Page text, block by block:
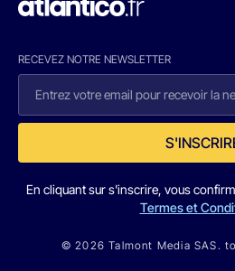
RECEVEZ NOTRE NEWSLETTER
En cliquant sur s'inscrire, vous
Termes et
© 2026 Talmont Media SAS.